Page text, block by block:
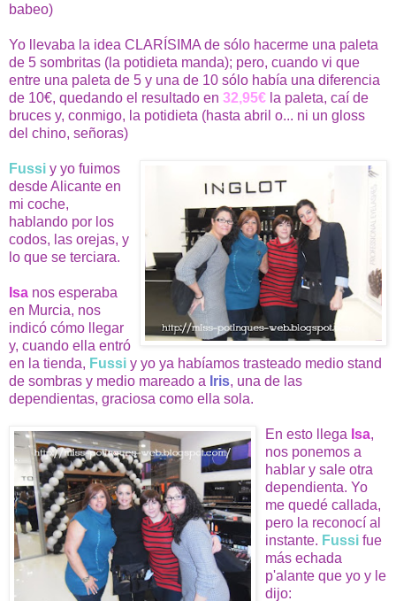
babeo)
Yo llevaba la idea CLARÍSIMA de sólo hacerme una paleta
de 5 sombritas (la potidieta manda); pero, cuando vi que
entre una paleta de 5 y una de 10 sólo había una diferencia
de 10€, quedando el resultado en 32,95€ la paleta, caí de
bruces y, conmigo, la potidieta (hasta abril o... ni un gloss
del chino, señoras)
Fussi y yo fuimos
desde Alicante en
mi coche,
hablando por los
codos, las orejas, y
lo que se terciara.
Isa nos esperaba
en Murcia, nos
indicó cómo llegar
y, cuando ella entró
en la tienda, Fussi y yo ya habíamos trasteado medio stand
de sombras y medio mareado a Iris, una de las
dependientas, graciosa como ella sola.
En esto llega Isa,
nos ponemos a
hablar y sale otra
dependienta. Yo
me quedé callada,
pero la reconocí al
instante. Fussi fue
más echada
p'alante que yo y le
dijo: